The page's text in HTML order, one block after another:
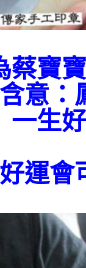
蔡寶
意：
一生
運會